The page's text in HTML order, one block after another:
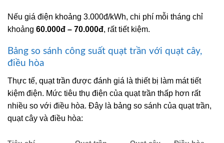
Nếu giá điện khoảng 3.000đ/kWh, chi phí mỗi tháng chỉ
khoảng 60.000đ – 70.000đ, rất tiết kiệm.
Bảng so sánh công suất quạt trần với quạt cây,
điều hòa
Thực tế, quạt trần được đánh giá là thiết bị làm mát tiết
kiệm điện. Mức tiêu thụ điện của quạt trần thấp hơn rất
nhiều so với điều hòa. Đây là bảng so sánh của quạt trần,
quạt cây và điều hòa: